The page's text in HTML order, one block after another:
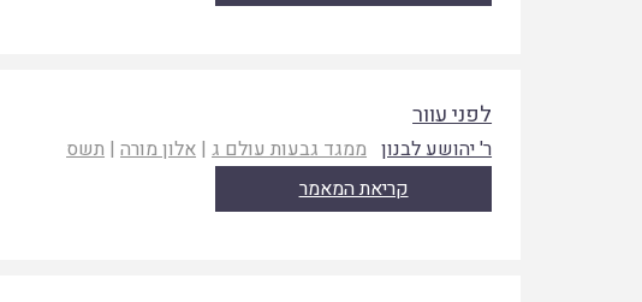
לפני עוור
ר' יהושע לבנון ממגד גבעות עולם ג | אלון מורה | תשס
קריאת המאמר